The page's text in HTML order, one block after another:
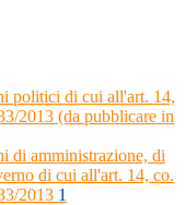
politici di cui all'art. 14,
2013 (da pubblicare in
di amministrazione, di
di cui all'art. 14, co.
2013 1